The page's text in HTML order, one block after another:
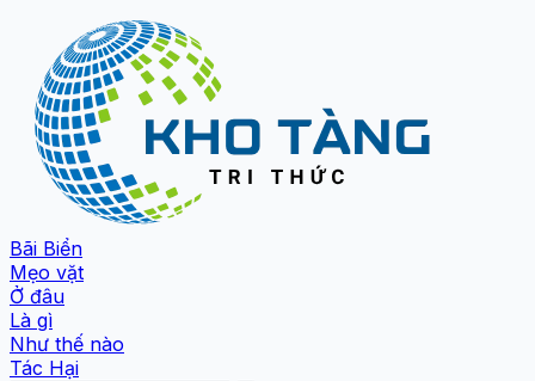
Bãi Biển
Mẹo vặt
Ở đâu
Là gì
Như thế nào
Tác Hại